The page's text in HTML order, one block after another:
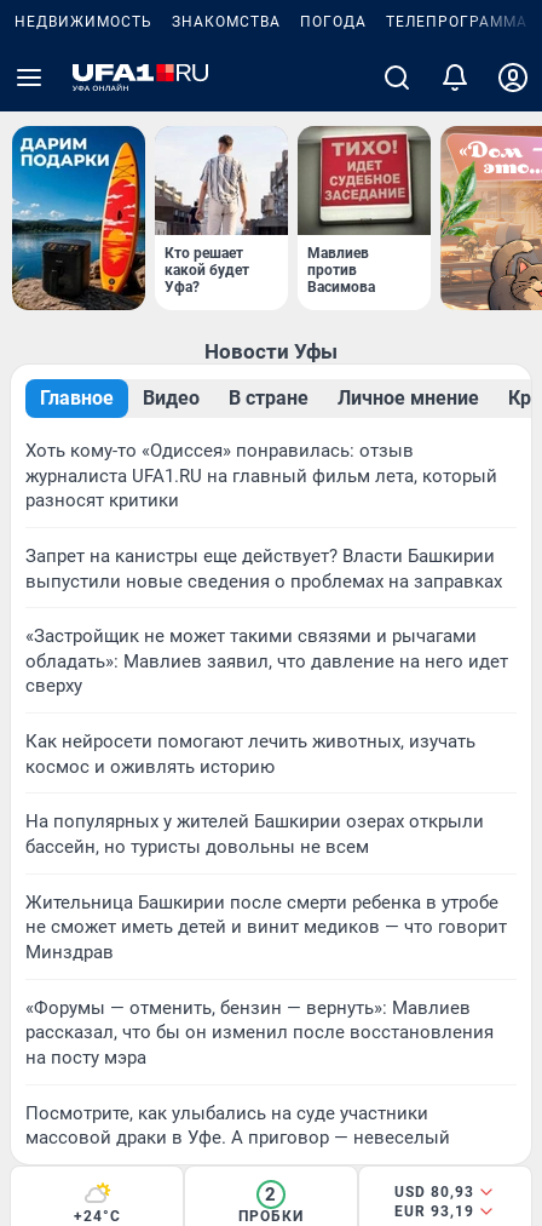
НЕДВИЖИМОСТЬ ЗНАКОМСТВА ПОГОДА ТЕЛЕПРОГРАММА
Кто решает
какой будет
Уфа?
Мавлиев
против
Васимова
Новости Уфы
Главное Видео В стране Личное мнение
Хоть кому-то «Одиссея» понравилась: отзыв
журналиста UFA1.RU на главный фильм лета, который
разносят критики
Запрет на канистры еще действует? Власти Башкирии
выпустили новые сведения о проблемах на заправках
«Застройщик не может такими связями и рычагами
обладать»: Мавлиев заявил, что давление на него идет
сверху
Как нейросети помогают лечить животных, изучать
космос и оживлять историю
На популярных у жителей Башкирии озерах открыли
бассейн, но туристы довольны не всем
Жительница Башкирии после смерти ребенка в утробе
не сможет иметь детей и винит медиков — что говорит
Минздрав
«Форумы — отменить, бензин — вернуть»: Мавлиев
рассказал, что бы он изменил после восстановления
на посту мэра
Посмотрите, как улыбались на суде участники
массовой драки в Уфе. А приговор — невеселый
+24°C
2
ПРОБКИ
USD 80,93
EUR 93,19